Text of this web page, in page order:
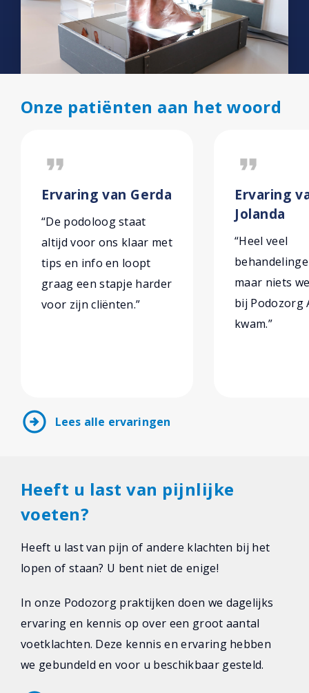
Onze patiënten aan het woord
format_quote
Ervaring van Gerda
“De podoloog staat
altijd voor ons klaar met
tips en info en loopt
graag een stapje harder
voor zijn cliënten.”
format_quote
Ervaring
Jolanda
“Heel veel
maar niets
bij Podozorg
kwam.”
arrow_circle_right Lees alle ervaringen
Heeft u last van pijnlijke
voeten?
Heeft u last van pijn of andere klachten bij het
lopen of staan? U bent niet de enige!
In onze Podozorg praktijken doen we dagelijks
ervaring en kennis op over een groot aantal
voetklachten. Deze kennis en ervaring hebben
we gebundeld en voor u beschikbaar gesteld.